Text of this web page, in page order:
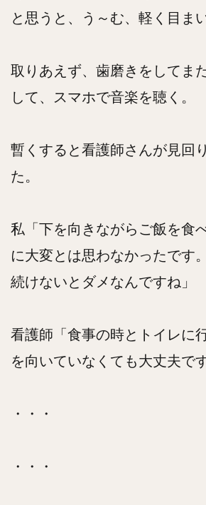
と思うと、う～む、軽く目ま
取りあえず、歯磨きをしてま
して、スマホで音楽を聴く。
暫くすると看護師さんが見回
た。
私「下を向きながらご飯を食
に大変とは思わなかったです
続けないとダメなんですね」
看護師「食事の時とトイレに
を向いていなくても大丈夫です
・・・
・・・